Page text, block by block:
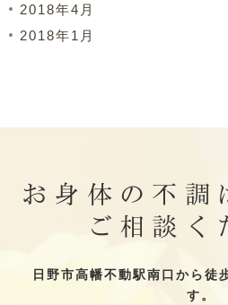
2018年4月
2018年1月
お身体の不調
ご相談く
日野市高幡不動駅南口から徒
す。